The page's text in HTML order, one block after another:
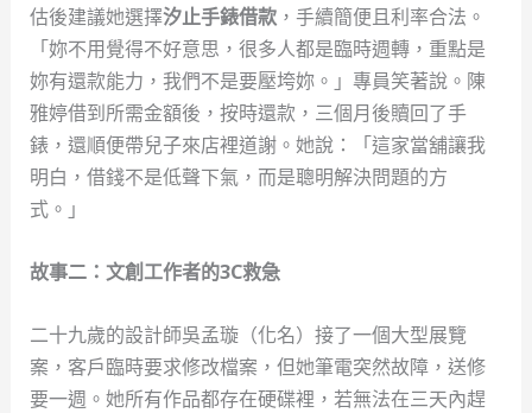
估後建議她選擇汐止手錶借款，手續簡便且利率合法。
「妳不用覺得不好意思，很多人都是臨時週轉，重點是
妳有還款能力，我們不是要壓垮妳。」專員笑著說。陳
雅婷借到所需金額後，按時還款，三個月後贖回了手
錶，還順便帶兒子來店裡道謝。她說：「這家當舖讓我
明白，借錢不是低聲下氣，而是聰明解決問題的方
式。」
故事二：文創工作者的3C救急
二十九歲的設計師吳孟璇（化名）接了一個大型展覽
案，客戶臨時要求修改檔案，但她筆電突然故障，送修
要一週。她所有作品都存在硬碟裡，若無法在三天內趕